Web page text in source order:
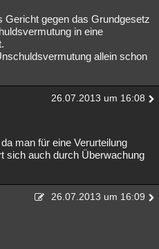
Gericht gegen das Grundgesetz
in eine
allein schon
26.07.2013 um 16:08
man für eine Verurteilung
sich auch durch Überwachung
26.07.2013 um 16:09